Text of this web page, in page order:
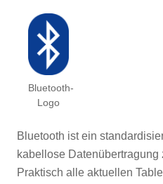
Bluetooth-
Logo
Bluetooth ist ein
kabellose
Praktisch alle aktuellen